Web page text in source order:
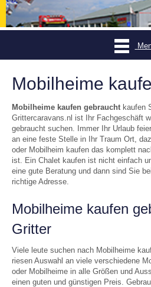
Mobilheime
Mobilheime kaufen gebraucht kaufen
Grittercaravans.nl ist Ihr Fachgeschäft
gebraucht suchen. Immer Ihr Urlaub
an eine feste Stelle in Ihr Traum Ort,
oder Mobilheim kaufen das komplett
ist. Ein Chalet kaufen ist nicht einfach
eine gute Beratung und dann sind Sie
richtige Adresse.
Mobilheime kaufen
Gritter
Viele leute suchen nach Mobilheime
riesen Auswahl an viele verschiedene
oder Mobilheime in alle Größen und
einen guten und günstigen Preis.